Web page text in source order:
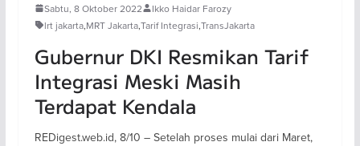
Sabtu, 8 Oktober 2022
Ikko Haidar Farozy
lrt jakarta,MRT Jakarta,Tarif Integrasi,TransJakarta
Gubernur DKI Resmikan Tarif
Integrasi Meski Masih
Terdapat Kendala
REDigest.web.id, 8/10 – Setelah proses mulai dari Maret,